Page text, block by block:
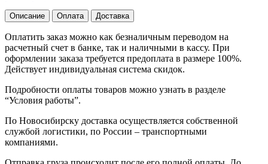
Описание Оплата Доставка
Оплатить заказ можно как безналичным переводом на
расчетный счет в банке, так и наличными в кассу. При
оформлении заказа требуется предоплата в размере 100%.
Действует индивидуальная система скидок.
Подробности оплаты товаров можно узнать в разделе
“Условия работы”.
По Новосибирску доставка осуществляется собственной
службой логистики, по России – транспортными
компаниями.